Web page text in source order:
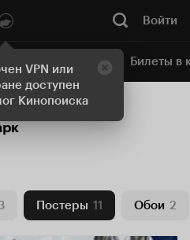
VPN или
доступен
Кинопоиска
Войти
кинотеатр Билеты в
Постеры 11 Обои 2